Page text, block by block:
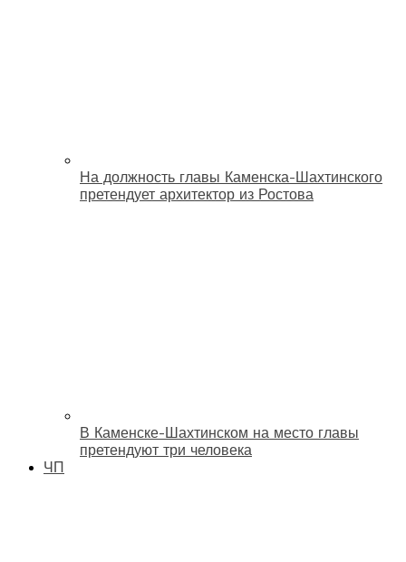
На должность главы Каменска-Шахтинского
претендует архитектор из Ростова
В Каменске-Шахтинском на место главы
претендуют три человека
ЧП